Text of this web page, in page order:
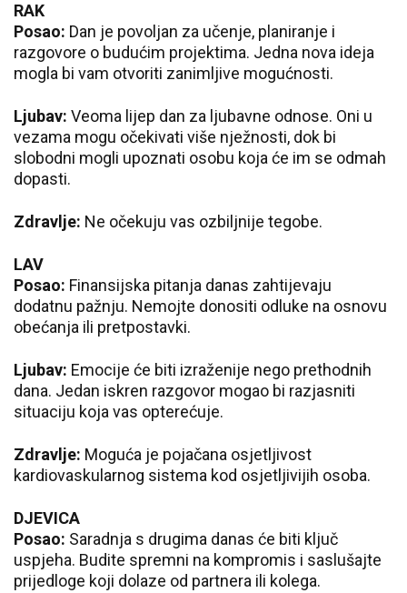
RAK
Posao: Dan je povoljan za učenje, planiranje i
razgovore o budućim projektima. Jedna nova ideja
mogla bi vam otvoriti zanimljive mogućnosti.
Ljubav: Veoma lijep dan za ljubavne odnose. Oni u
vezama mogu očekivati više nježnosti, dok bi
slobodni mogli upoznati osobu koja će im se odmah
dopasti.
Zdravlje: Ne očekuju vas ozbiljnije tegobe.
LAV
Posao: Finansijska pitanja danas zahtijevaju
dodatnu pažnju. Nemojte donositi odluke na osnovu
obećanja ili pretpostavki.
Ljubav: Emocije će biti izraženije nego prethodnih
dana. Jedan iskren razgovor mogao bi razjasniti
situaciju koja vas opterećuje.
Zdravlje: Moguća je pojačana osjetljivost
kardiovaskularnog sistema kod osjetljivijih osoba.
DJEVICA
Posao: Saradnja s drugima danas će biti ključ
uspjeha. Budite spremni na kompromis i saslušajte
prijedloge koji dolaze od partnera ili kolega.